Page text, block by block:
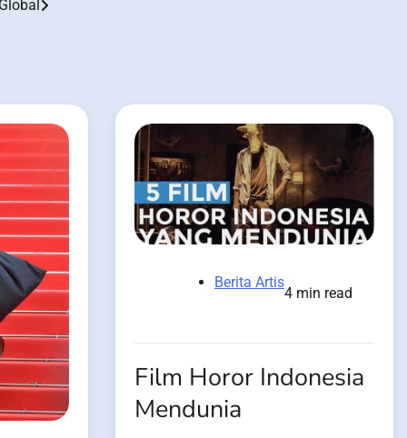
Berita Artis
4 min read
Film Horor Indonesia
Mendunia